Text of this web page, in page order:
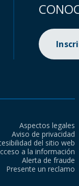
Aspectos legales
Aviso de privacidad
del sitio web
a la información
Alerta de fraude
Presente un reclamo